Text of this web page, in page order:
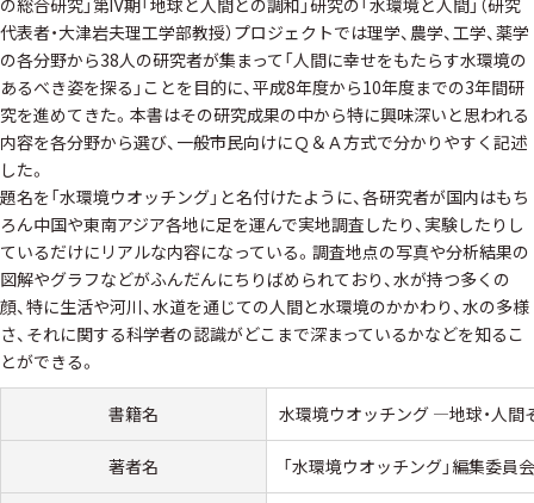
の総合研究」第Ⅳ期「地球と人間との調和」研究の「水環境と人間」（研究
代表者・大津岩夫理工学部教授）プロジェクトでは理学、農学、工学、薬学
の各分野から38人の研究者が集まって「人間に幸せをもたらす水環境の
あるべき姿を探る」ことを目的に、平成8年度から10年度までの3年間研
究を進めてきた。本書はその研究成果の中から特に興味深いと思われる
内容を各分野から選び、一般市民向けにＱ＆Ａ方式で分かりやすく記述
した。
題名を「水環境ウオッチング」と名付けたように、各研究者が国内はもち
ろん中国や東南アジア各地に足を運んで実地調査したり、実験したりし
ているだけにリアルな内容になっている。調査地点の写真や分析結果の
図解やグラフなどがふんだんにちりばめられており、水が持つ多くの
顔、特に生活や河川、水道を通じての人間と水環境のかかわり、水の多様
さ、それに関する科学者の認識がどこまで深まっているかなどを知るこ
とができる。
書籍名 水環境ウオッチング ―地球・人
著者名 「水環境ウオッチング」編集委員会